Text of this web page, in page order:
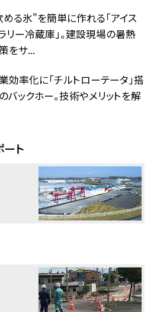
る氷"を簡単に作れる「アイス
リー冷蔵庫」。建設現場の暑熱
をサ...
効率化に「チルトローテータ」搭
バックホー。技術やメリットを解
ート